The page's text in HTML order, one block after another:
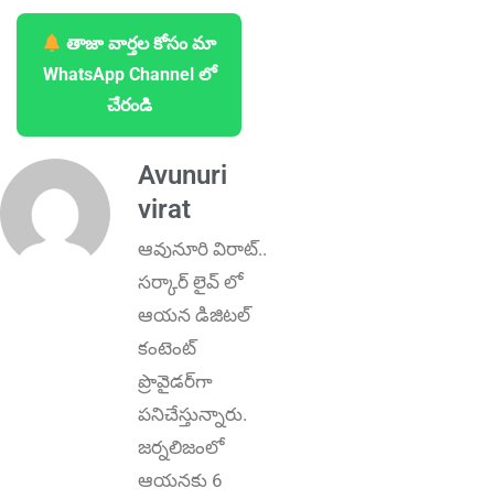
తాజా వార్తల కోసం మా
WhatsApp Channel లో
చేరండి
Avunuri
virat
ఆవునూరి విరాట్..
స‌ర్కార్ లైవ్ లో
ఆయ‌న డిజిట‌ల్
కంటెంట్
ప్రొవైడ‌ర్‌గా
ప‌నిచేస్తున్నారు.
జర్నలిజంలో
ఆయ‌న‌కు 6